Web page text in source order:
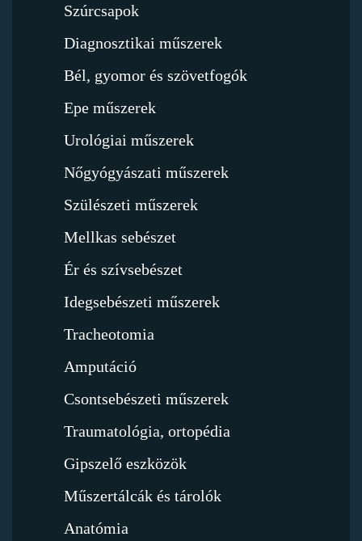
Szúrcsapok
Diagnosztikai műszerek
Bél, gyomor és szövetfogók
Epe műszerek
Urológiai műszerek
Nőgyógyászati műszerek
Szülészeti műszerek
Mellkas sebészet
Ér és szívsebészet
Idegsebészeti műszerek
Tracheotomia
Amputáció
Csontsebészeti műszerek
Traumatológia, ortopédia
Gipszelő eszközök
Műszertálcák és tárolók
Anatómia